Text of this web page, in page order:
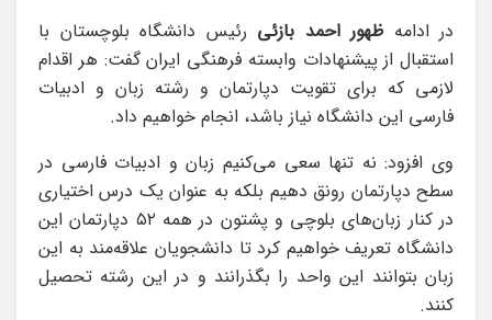
در ادامهظهور احمد بازئی رئیس دانشگاه بلوچستان با
استقبال از پیشنهادات وابسته فرهنگی ایران گفت: هر اقدام
لازمی که برای تقویت دپارتمان و رشته زبان و ادبیات
فارسی این دانشگاه نیاز باشد، انجام خواهیم داد.
وی افزود: نه تنها سعی می‌کنیم زبان و ادبیات فارسی در
سطح دپارتمان رونق دهیم بلکه به عنوان یک درس اختیاری
در کنار زبان‌های بلوچی و پشتون در همه ۵۲ دپارتمان این
دانشگاه تعریف خواهیم کرد تا دانشجویان علاقه‌مند به این
زبان بتوانند این واحد را بگذرانند و در این رشته تحصیل
کنند.